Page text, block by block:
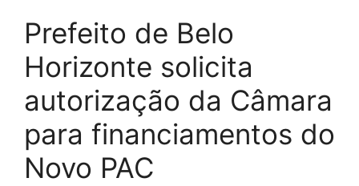
Prefeito de Belo
Horizonte solicita
autorização da Câmara
para financiamentos do
Novo PAC